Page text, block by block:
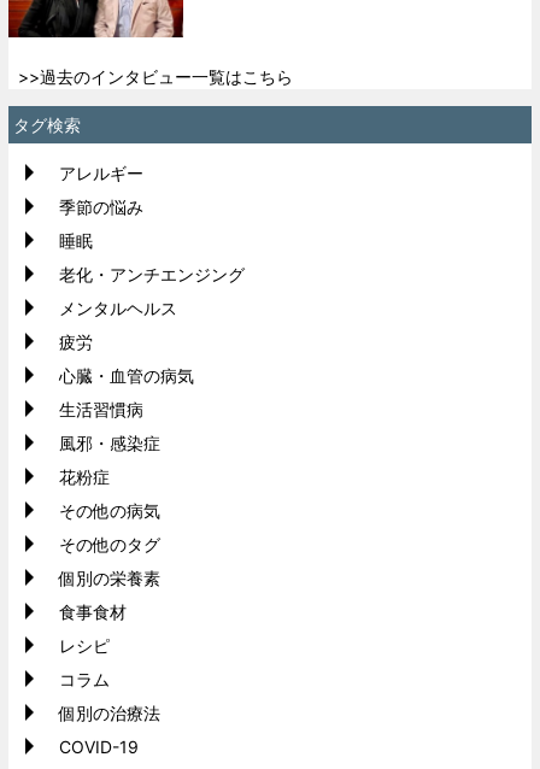
>>過去のインタビュー一覧はこちら
タグ検索
アレルギー
季節の悩み
睡眠
老化・アンチエンジング
メンタルヘルス
疲労
心臓・血管の病気
生活習慣病
風邪・感染症
花粉症
その他の病気
その他のタグ
個別の栄養素
食事食材
レシピ
コラム
個別の治療法
COVID-19